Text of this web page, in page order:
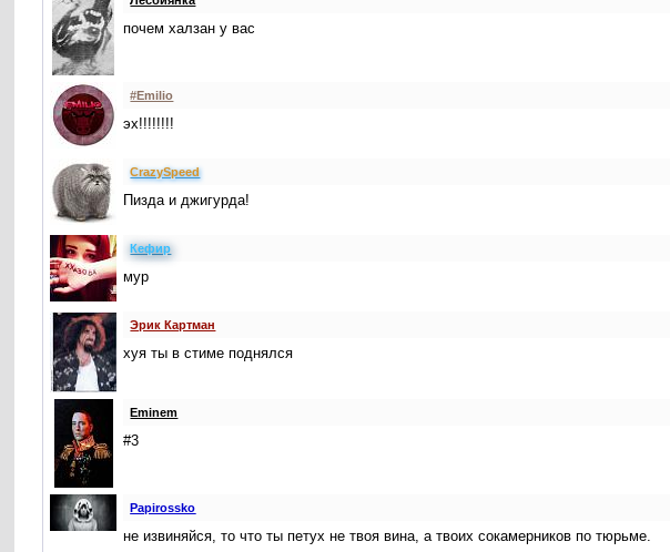
почем халзан у вас
#Emilio
эх!!!!!!!!
CrаzySpeed
Пизда и джигурда!
Кефир
мур
Эрик Картман
хуя ты в стиме поднялся
Eminem
#3
Papirossko
не извиняйся, то что ты петух не твоя вина, а твоих сокамерников по тюрьме.